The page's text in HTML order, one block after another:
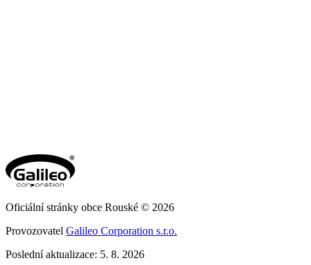
Oficiální stránky obce Rouské © 2026
Provozovatel Galileo Corporation s.r.o.
Poslední aktualizace: 5. 8. 2026